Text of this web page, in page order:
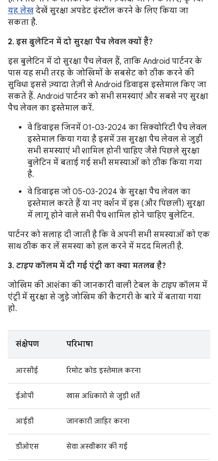
यह लेख देखें सुरक्षा अपडेट इंस्टॉल करने के लिए किया जा
सकता है.
2. इस बुलेटिन में दो सुरक्षा पैच लेवल क्यों हैं?
इस बुलेटिन में दो सुरक्षा पैच लेवल हैं, ताकि Android पार्टनर के
पास यह सभी तरह के जोखिमों के सबसेट को ठीक करने की
सुविधा इससे ज़्यादा तेज़ी से Android डिवाइस इस्तेमाल किए जा
सकते हैं. Android पार्टनर को सभी समस्याएं और सबसे नए सुरक्षा
पैच लेवल का इस्तेमाल करें.
वे डिवाइस जिनमें 01-03-2024 का सिक्योरिटी पैच लेवल
इस्तेमाल किया गया है इसमें उस सुरक्षा पैच लेवल से जुड़ी
सभी समस्याएं भी शामिल होनी चाहिए जैसे पिछले सुरक्षा
बुलेटिन में बताई गई सभी समस्याओं को ठीक किया गया
है.
वे डिवाइस जो 05-03-2024 के सुरक्षा पैच लेवल का
इस्तेमाल करते हैं या नए वर्शन में इस (और पिछली) सुरक्षा
में लागू होने वाले सभी पैच शामिल होने चाहिए बुलेटिन.
पार्टनर को सलाह दी जाती है कि वे अपनी सभी समस्याओं को एक
साथ ठीक कर लें समस्या को हल करने में मदद मिलती है.
3. टाइपकॉलम में दी गई एंट्री का क्या मतलब है?
जोखिम की आशंका की जानकारी वाली टेबल के टाइपकॉलम में
एंट्री में सुरक्षा से जुड़े जोखिम की कैटगरी के बारे में बताया गया
हो.
संक्षेपण परिभाषा
आरसीई रिमोट कोड इस्तेमाल करना
ईओपी खास अधिकारों से जुड़ी शर्तें
आईडी जानकारी ज़ाहिर करना
डीओएस सेवा अस्वीकार की गई